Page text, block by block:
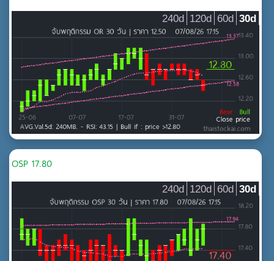
30d
60d
120d
240d
OSP 17.80
30d
60d
120d
240d